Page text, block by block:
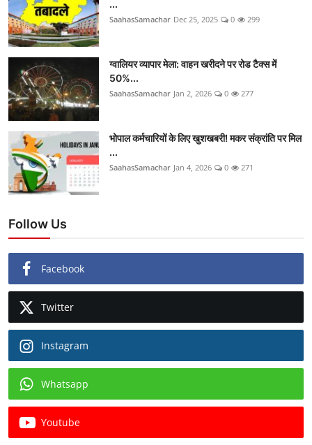
...
SaahasSamachar Dec 25, 2025 0 299
ग्वालियर व्यापार मेला: वाहन खरीदने पर रोड टैक्स में
50%...
SaahasSamachar Jan 2, 2026 0 277
भोपाल कर्मचारियों के लिए खुशखबरी! मकर संक्रांति पर मिल
...
SaahasSamachar Jan 4, 2026 0 271
Follow Us
Facebook
Twitter
Instagram
Whatsapp
Youtube